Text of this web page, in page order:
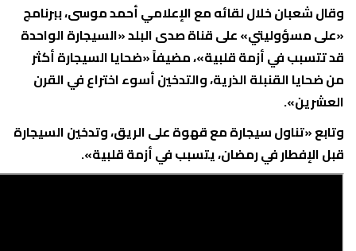
وقال شعبان خلال لقائه مع الإعلامي أحمد موسى، ببرنامج
«على مسؤوليتي» على قناة صدى البلد «السيجارة الواحدة
قد تتسبب في أزمة قلبية»، مضيفاً «ضحايا السيجارة أكثر
من ضحايا القنبلة الذرية، والتدخين أسوء اختراع في القرن
العشرين».
وتابع «تناول سيجارة مع قهوة على الريق، وتدخين السيجارة
قبل الإفطار في رمضان، يتسبب في أزمة قلبية».